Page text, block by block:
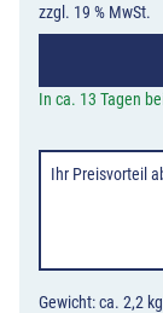
zzgl. 19 % MwSt.
In ca. 13 Tagen
Ihr Preisvorteil
Gewicht: ca. 2,2 kg